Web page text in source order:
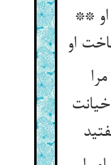
**
او